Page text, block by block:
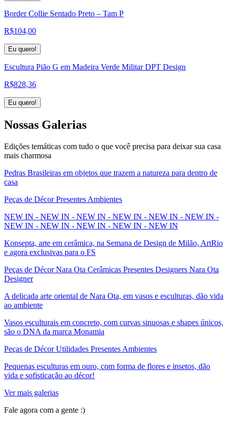
Border Collie Sentado Preto – Tam P
R$104,00
Eu quero!
Escultura Pião G em Madeira Verde Militar DPT Design
R$828,36
Eu quero!
Nossas Galerias
Edições temáticas com tudo o que você precisa para deixar sua casa
mais charmosa
Pedras Brasileiras em objetos que trazem a natureza para dentro de
casa
Peças de Décor Presentes Ambientes
NEW IN - NEW IN - NEW IN - NEW IN - NEW IN - NEW IN -
NEW IN - NEW IN - NEW IN - NEW IN - NEW IN
Konsepta, arte em cerâmica, na Semana de Design de Milão, ArtRio
e agora exclusivas para o FS
Peças de Décor Nara Ota Cerâmicas Presentes Designers Nara Ota
Designer
A delicada arte oriental de Nara Ota, em vasos e esculturas, dão vida
ao ambiente
Vasos esculturais em concreto, com curvas sinuosas e shapes únicos,
são o DNA da marca Monamia
Peças de Décor Utilidades Presentes Ambientes
Pequenas esculturas em ouro, com forma de flores e insetos, dão
vida e sofisticação ao décor!
Ver mais galerias
Fale agora com a gente :)